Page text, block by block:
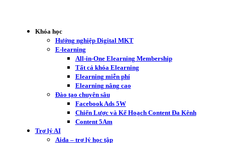
Khóa học
Hướng nghiệp Digital MKT
E-learning
All-in-One Elearning Membership
Tất cả khóa Elearning
Elearning miễn phí
Elearning nâng cao
Đào tạo chuyên sâu
Facebook Ads 5W
Chiến Lược và Kế Hoạch Content Đa Kênh
Content 5Am
Trợ lý AI
Aida – trợ lý học tập